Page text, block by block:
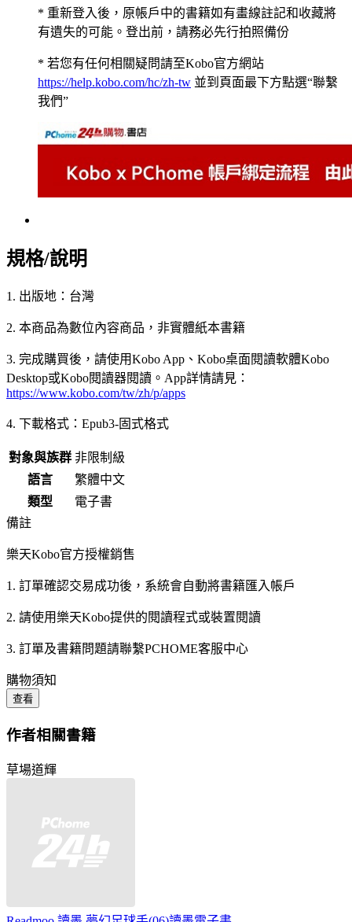
* 重新登入後，原帳戶中的書籍如有畫線註記和收藏將
有遺失的可能。登出前，請務必先行拍照備份
* 若您有任何相關疑問請至Kobo官方網站
https://help.kobo.com/hc/zh-tw 並到頁面最下方點選“聯繫
我們”
規格/說明
1. 出版地：台灣
2. 本商品為數位內容商品，非實體紙本書籍
3. 完成購買後，請使用Kobo App、Kobo桌面閱讀軟體Kobo
Desktop或Kobo閱讀器閱讀。App詳情請見：
https://www.kobo.com/tw/zh/p/apps
4. 下載格式：Epub3-固式格式
對象與族群 非限制級
語言
繁體中文
類型
電子書
備註
樂天Kobo官方授權銷售
1. 訂單確認交易成功後，系統會自動將書籍匯入帳戶
2. 請使用樂天Kobo提供的閱讀程式或裝置閱讀
3. 訂單及書籍問題請聯繫PCHOME客服中心
購物須知
查看
作者相關書籍
草場道輝